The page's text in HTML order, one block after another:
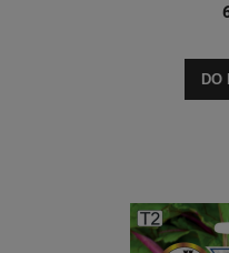
DO